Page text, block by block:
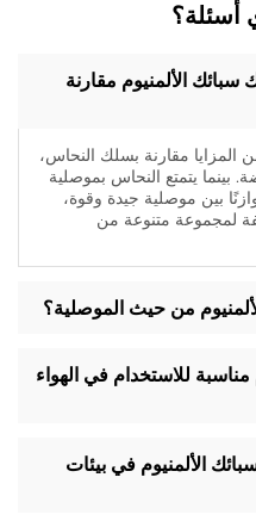
أسئلة؟
الألمنيوم مقارنة
المزايا مقارنة بسلك النحاس،
يتمتع النحاس بموصلية
بين موصلية جيدة وقوة،
لمجموعة متنوعة من
من حيث الموصلية؟
للاستخدام في الهواء
الألمنيوم في بيئات